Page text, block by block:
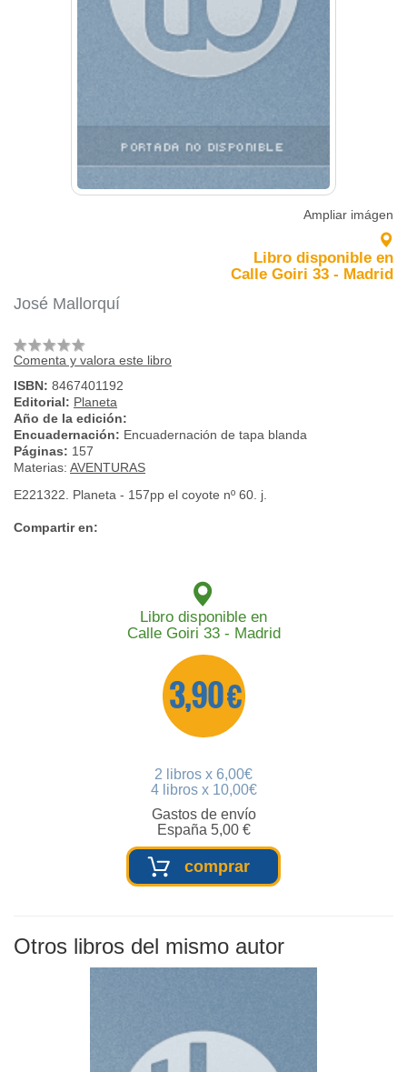
Ampliar imágen
Libro disponible en
Calle Goiri 33 - Madrid
José Mallorquí
Comenta y valora este libro
ISBN: 8467401192
Editorial: Planeta
Año de la edición:
Encuadernación: Encuadernación de tapa blanda
Páginas: 157
Materias: AVENTURAS
E221322. Planeta - 157pp el coyote nº 60. j.
Compartir en:
Libro disponible en
Calle Goiri 33 - Madrid
3,90 €
2 libros x 6,00€
4 libros x 10,00€
Gastos de envío
España 5,00 €
comprar
Otros libros del mismo autor